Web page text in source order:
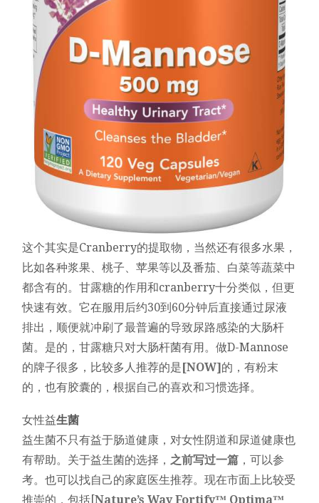
这个其实是Cranberry的提取物，当然还有很多水果，
比如各种浆果、桃子、苹果等以及番茄、白菜等蔬菜中
都含有的。甘露糖的作用和cranberry十分类似，但更
快速有效。它在服用后约30到60分钟后直接通过尿液
排出，顺便就冲刷了最普遍的导致尿路感染的大肠杆
菌。是的，甘露糖只对大肠杆菌有用。做D-Mannose
的牌子很多，比较多人推荐的是[NOW]的，有粉末
的，也有胶囊的，根据自己的喜欢和习惯选择。
女性益生菌
益生菌不只有益于肠道健康，对女性阴道和尿道健康也
有帮助。关于益生菌的选择， 之前写过一篇 ，可以参
考。也可以找自己的家庭医生推荐。现在市面上比较受
推崇的，包括[Nature’s Way Fortify™ Optima™